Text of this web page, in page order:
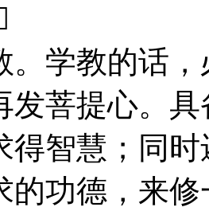
教的话，
发菩提心。
得智慧；同
的功德，来修